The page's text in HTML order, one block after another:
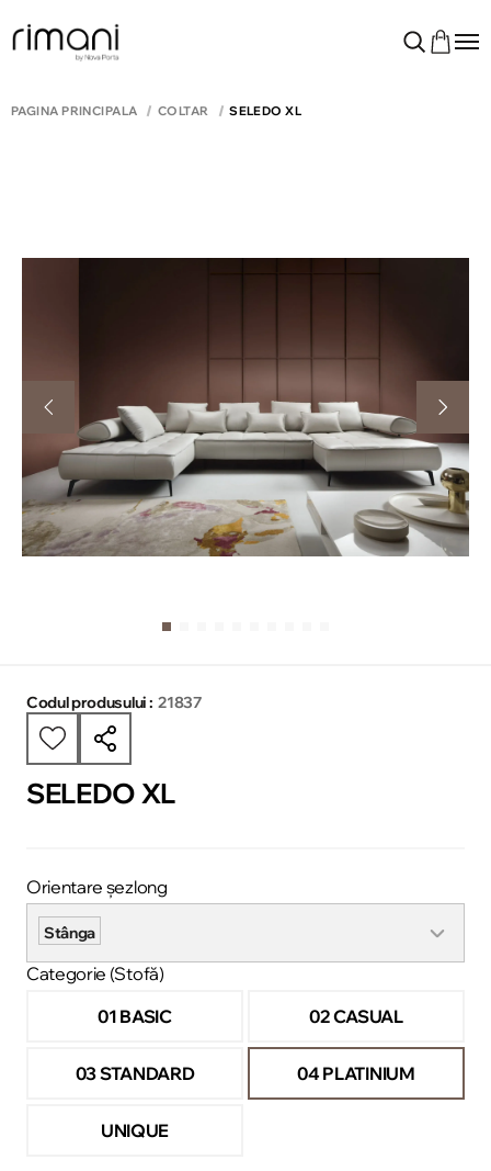
PAGINA PRINCIPALĂ COLTAR SELEDO XL
Codul produsului : 21837
SELEDO XL
Orientare șezlong
Stânga
Categorie (Stofă)
01 BASIC
02 CASUAL
03 STANDARD 04 PLATINIUM
UNIQUE